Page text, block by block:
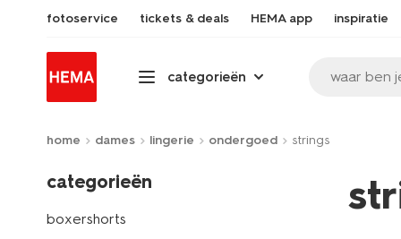
fotoservice tickets & deals HEMA app inspiratie
categorieën waar ben
home dames lingerie ondergoed strings
categorieën
boxershorts